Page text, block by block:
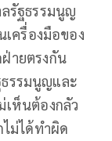
รัฐธรรมนูญ
เครื่องมือของ
ายตรงกัน
ธรรมนูญและ
ห็นต้องกลัว
ม่ได้ทำผิด